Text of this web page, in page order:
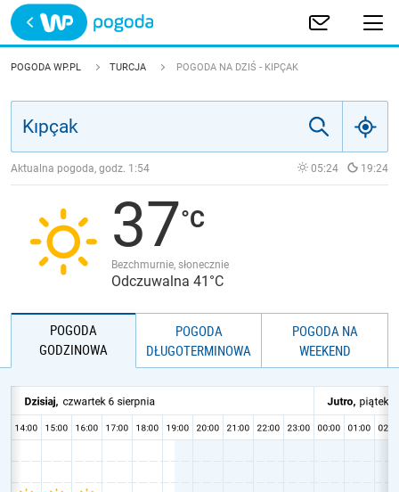
Trwa ładowanie
POLSKA
JAKOŚĆ POWIETRZA
POGODA WP.PL TURCJA POGODA NA DZIŚ - KIPÇAK
Aktualna pogoda, godz. 1:54 05:24 19:24
37
Bezchmurnie, słonecznie
Odczuwalna 41°C
POGODA
GODZINOWA
POGODA
DŁUGOTERMINOWA
POGODA NA
WEEKEND